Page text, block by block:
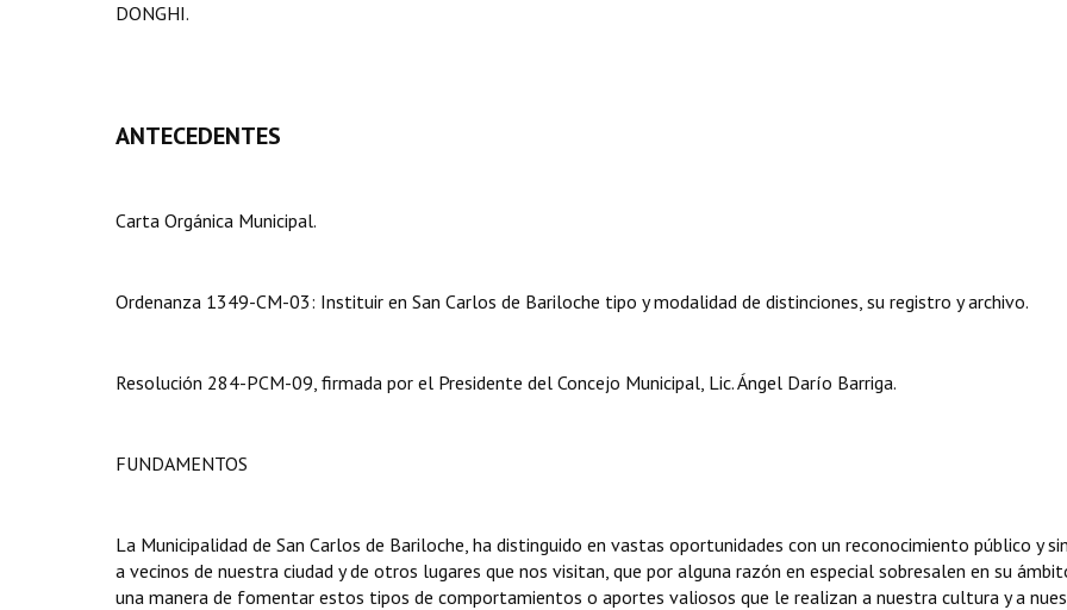
DONGHI.
ANTECEDENTES
Carta Orgánica Municipal.
Ordenanza 1349-CM-03: Instituir en San Carlos de Bariloche tipo y modalidad de distinciones, su registro y archivo.
Resolución 284-PCM-09, firmada por el Presidente del Concejo Municipal, Lic. Ángel Darío Barriga.
FUNDAMENTOS
La Municipalidad de San Carlos de Bariloche, ha distinguido en vastas oportunidades con un reconocimiento público y
a vecinos de nuestra ciudad y de otros lugares que nos visitan, que por alguna razón en especial sobresalen en su
una manera de fomentar estos tipos de comportamientos o aportes valiosos que le realizan a nuestra cultura y a